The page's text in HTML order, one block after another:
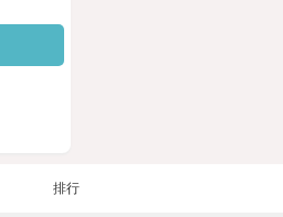
排行